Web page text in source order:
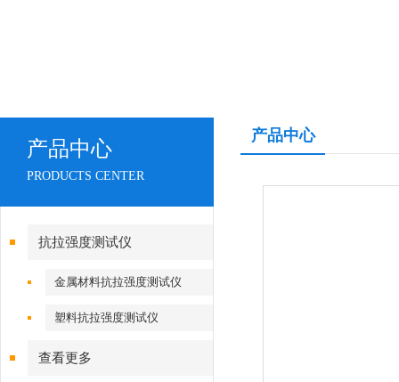
产品中心
PRODUCTS CENTER
抗拉强度测试仪
金属材料抗拉强度测试仪
塑料抗拉强度测试仪
查看更多
产品中心